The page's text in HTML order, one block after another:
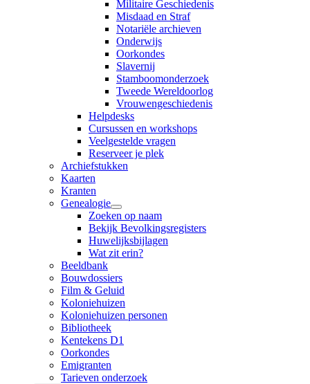
Militaire Geschiedenis
Misdaad en Straf
Notariële archieven
Onderwijs
Oorkondes
Slavernij
Stamboomonderzoek
Tweede Wereldoorlog
Vrouwengeschiedenis
Helpdesks
Cursussen en workshops
Veelgestelde vragen
Reserveer je plek
Archiefstukken
Kaarten
Kranten
Genealogie
Zoeken op naam
Bekijk Bevolkingsregisters
Huwelijksbijlagen
Wat zit erin?
Beeldbank
Bouwdossiers
Film & Geluid
Koloniehuizen
Koloniehuizen personen
Bibliotheek
Kentekens D1
Oorkondes
Emigranten
Tarieven onderzoek